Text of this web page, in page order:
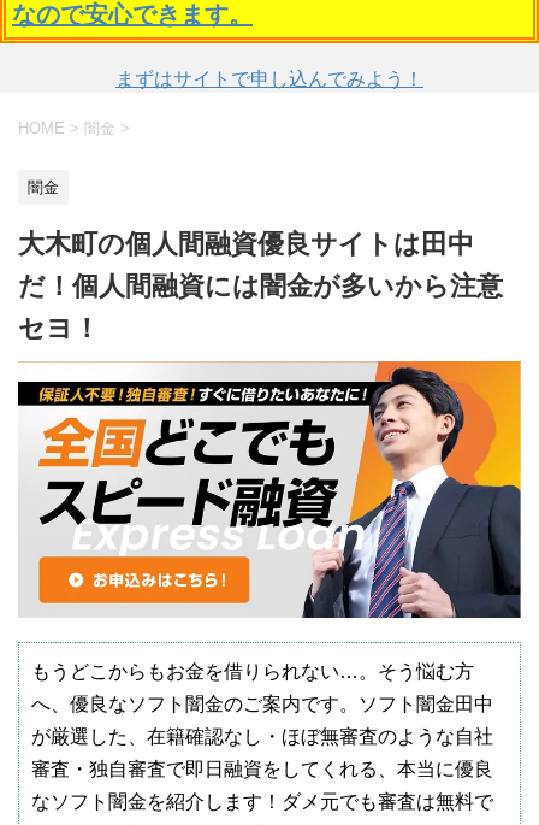
なので安心できます。
まずはサイトで申し込んでみよう！
HOME > 闇金 >
闇金
大木町の個人間融資優良サイトは田中
だ！個人間融資には闇金が多いから注意
セヨ！
もうどこからもお金を借りられない…。そう悩む方
へ、優良なソフト闇金のご案内です。ソフト闇金田中
が厳選した、在籍確認なし・ほぼ無審査のような自社
審査・独自審査で即日融資をしてくれる、本当に優良
なソフト闇金を紹介します！ダメ元でも審査は無料で